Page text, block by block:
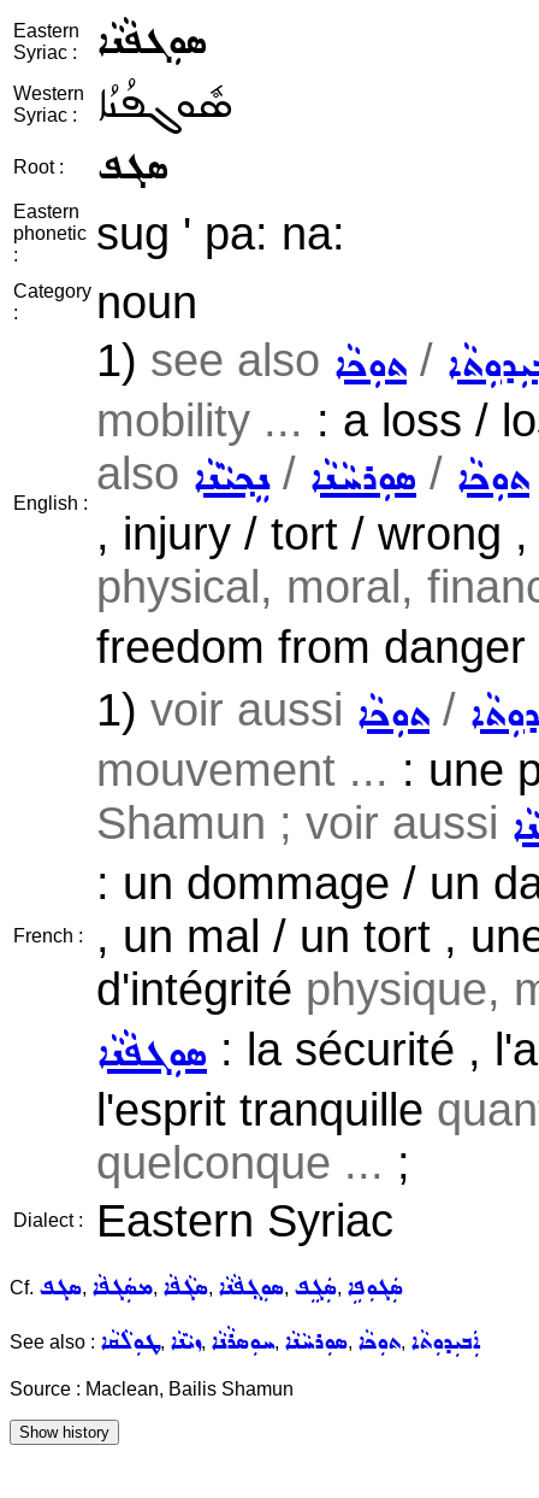
Eastern
Syriac :
ܣܘܼܓܦܵܢܵܐ
Western
Syriac :
ܣܽܘܓܦܳܢܳܐ
Root : ܣܓܦ
Eastern
phonetic
:
sug ' pa: na:
Category
:
noun
English :
1) see also ܬܘܼܟܵܐ /
mobility ... : a loss /
also ܢܸܟ݂ܝܵܢܵܐ/ ܣܘܼܪܚܵܢܵܐ / ܬܘܼܟܵܐ
, injury / tort / wrong
physical, moral,
freedom from
French :
1) voir aussi ܬܘܼܟܵܐ /
mouvement ... : une
Shamun ; voir aussi
: un dommage / un
, un mal / un tort ,
d'intégrité physique,
ܣܘܼܓܦܵܢܵܐ : la sécurité ,
l'esprit tranquille
quelconque ... ;
Dialect : Eastern Syriac
Cf. ܣܓܦ, ܡܣܲܓܦܵܐ, ܣܓܵܦܵܐ, ܣܘܼܓ݂ܦܵܢܵܐ, ܣܲܓܸܦ, ܣܲܓܘܼܦܹܐ
See also : ܛܘܼܠܵܩܵܐ, ܙܝܵܢܵܐ, ܚܘܼܣܪܵܢܵܐ, ܣܘܼܪܚܵܢܵܐ, ܬܘܼܟܵܐ, ܐܲܒܝܼܕܘܼܬܵܐ
Source : Maclean, Bailis Shamun